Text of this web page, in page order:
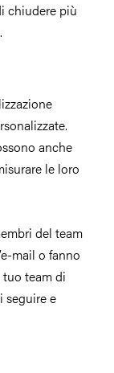
chiudere più
anche
le loro
del team
mail o fanno
team di
seguire e